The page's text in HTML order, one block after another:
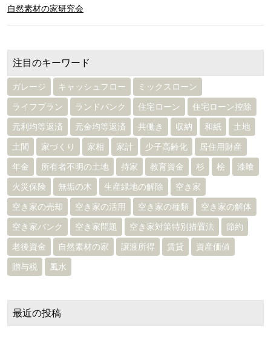
自然素材の家研究会
注目のキーワード
ガレージ キャッシュフロー ミックスローン
ライフプラン ランドバンク 住宅ローン 住宅ローン控除
元利均等返済 元金均等返済 共働き 収納 和紙 土地
土間 家づくり 家相 家計 少子高齢化 居住用財産
年金 所有者不明の土地 持家 教育資金 杉 桧 漆喰
火災保険 無垢の木 生産緑地の解除 空き家
空き家の売却 空き家の活用 空き家の種類 空き家の解体
空き家バンク 空き家問題 空き家対策特別措置法 節約
老後資金 自然素材の家 譲渡所得 賃貸 資産価値
贈与税 風水
最近の投稿